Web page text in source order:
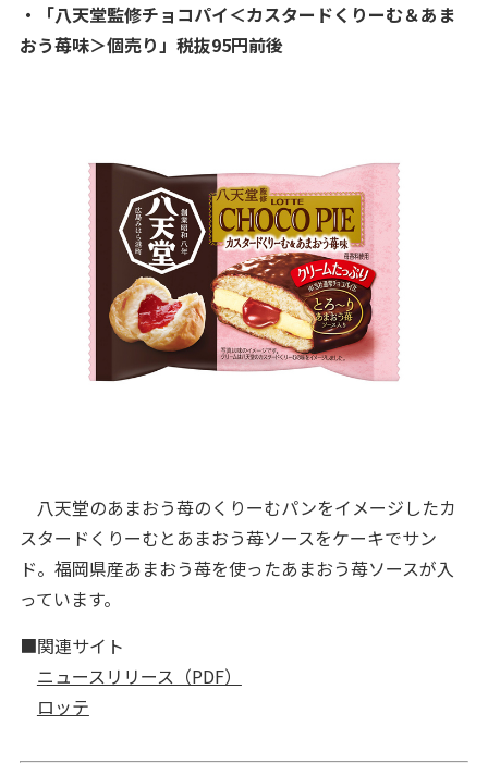
・「八天堂監修チョコパイ＜カスタードくりーむ＆あま
おう苺味＞個売り」税抜95円前後
八天堂のあまおう苺のくりーむパンをイメージしたカ
スタードくりーむとあまおう苺ソースをケーキでサン
ド。福岡県産あまおう苺を使ったあまおう苺ソースが入
っています。
■関連サイト
ニュースリリース（PDF）
ロッテ